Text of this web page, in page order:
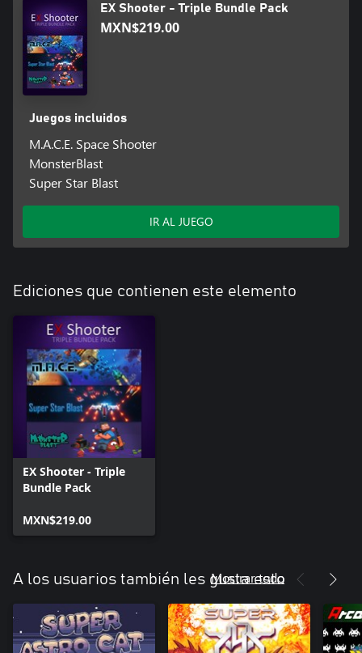
EX Shooter - Triple Bundle Pack
MXN$219.00
Juegos incluidos
M.A.C.E. Space Shooter
MonsterBlast
Super Star Blast
IR AL JUEGO
Ediciones que contienen este elemento
EX Shooter - Triple
Bundle Pack
MXN$219.00
A los usuarios también les gusta esto
Mostrar todo